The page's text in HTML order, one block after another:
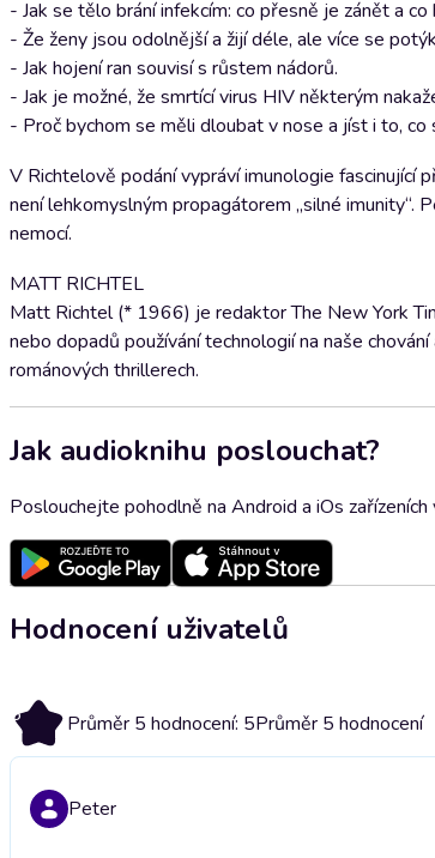
- Jak se tělo brání infekcím: co přesně je zánět a co
- Že ženy jsou odolnější a žijí déle, ale více se
- Jak hojení ran souvisí s růstem nádorů.
- Jak je možné, že smrtící virus HIV některým
- Proč bychom se měli dloubat v nose a jíst i to, co
V Richtelově podání vypráví imunologie fascinující
není lehkomyslným propagátorem „silné imunity“.
nemocí.
MATT RICHTEL
Matt Richtel (* 1966) je redaktor The New York
nebo dopadů používání technologií na naše
románových thrillerech.
Jak audioknihu poslouchat?
Poslouchejte pohodlně na Android a iOs
Hodnocení uživatelů
5 Průměr 5 hodnocení: 5Průměr 5 hodnocení
Peter